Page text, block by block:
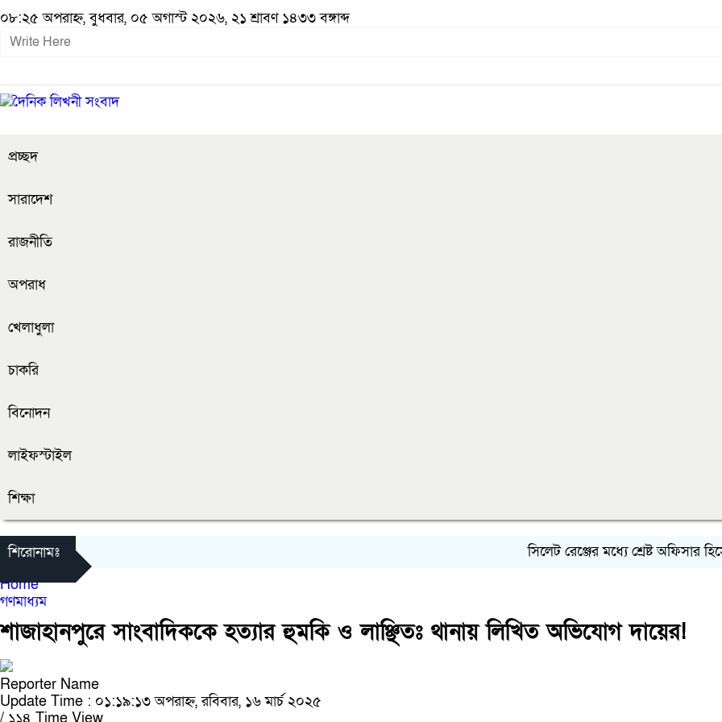
০৮:২৫ অপরাহ্ন, বুধবার, ০৫ অগাস্ট ২০২৬, ২১ শ্রাবণ ১৪৩৩ বঙ্গাব্দ
প্রচ্ছদ
সারাদেশ
রাজনীতি
অপরাধ
খেলাধুলা
চাকরি
বিনোদন
লাইফস্টাইল
শিক্ষা
শিরোনামঃ সিলেট রেঞ্জের মধ্যে শ্রেষ্ট অফিসার
Home
গণমাধ্যম
শাজাহানপুরে সাংবাদিককে হত্যার হুমকি ও লাঞ্ছিতঃ থানায় লিখিত অভিযোগ দায়ের!
Reporter Name
Update Time : ০১:১৯:১৩ অপরাহ্ন, রবিবার, ১৬ মার্চ ২০২৫